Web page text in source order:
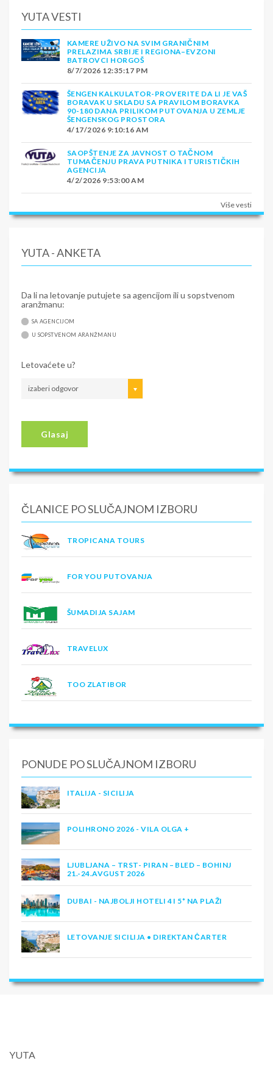
YUTA VESTI
KAMERE UŽIVO NA SVIM GRANIČNIM
PRELAZIMA SRBIJE I REGIONA–EVZONI
BATROVCI HORGOŠ
8/7/2026 12:35:17 PM
ŠENGEN KALKULATOR-PROVERITE DA LI JE VAŠ
BORAVAK U SKLADU SA PRAVILOM BORAVKA
90-180 DANA PRILIKOM PUTOVANJA U ZEMLJE
ŠENGENSKOG PROSTORA
4/17/2026 9:10:16 AM
SAOPŠTENJE ZA JAVNOST O TAČNOM
TUMAČENJU PRAVA PUTNIKA I TURISTIČKIH
AGENCIJA
4/2/2026 9:53:00 AM
Više vesti
YUTA - ANKETA
Da li na letovanje putujete sa agencijom ili u sopstvenom
aranžmanu:
SA AGENCIJOM
U SOPSTVENOM ARANŽMANU
Letovaćete u?
izaberi odgovor
Glasaj
ČLANICE PO SLUČAJNOM IZBORU
TROPICANA TOURS
FOR YOU PUTOVANJA
ŠUMADIJA SAJAM
TRAVELUX
TOO ZLATIBOR
PONUDE PO SLUČAJNOM IZBORU
ITALIJA - SICILIJA
POLIHRONO 2026 - VILA OLGA +
LJUBLJANA – TRST- PIRAN – BLED – BOHINJ
21.-24.AVGUST 2026
DUBAI - NAJBOLJI HOTELI 4 I 5* NA PLAŽI
LETOVANJE SICILIJA • DIREKTAN ČARTER
YUTA